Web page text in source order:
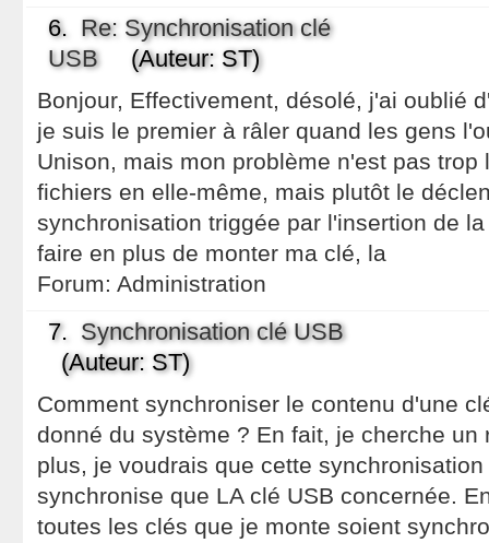
6. Re: Synchronisation clé
USB(Auteur: ST)
Bonjour, Effectivement, désolé, j'ai oublié
je suis le premier à râler quand les gens
Unison, mais mon problème n'est pas trop
fichiers en elle-même, mais plutôt le
synchronisation triggée par l'insertion de
faire en plus de monter ma clé, la
Forum: Administration
7. Synchronisation clé USB
(Auteur: ST)
Comment synchroniser le contenu d'une
donné du système ? En fait, je cherche un
plus, je voudrais que cette
synchronise que LA clé USB concernée.
toutes les clés que je monte soient